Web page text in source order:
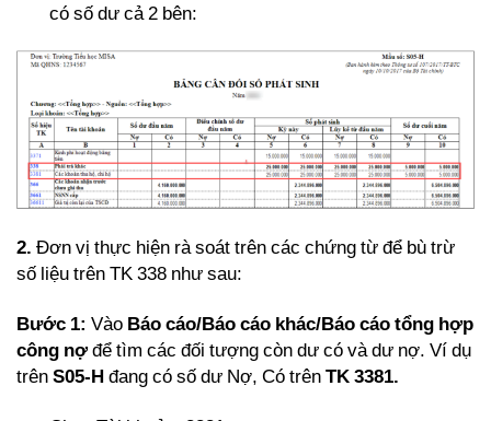
có số dư cả 2 bên:
2. Đơn vị thực hiện rà soát trên các chứng từ để bù trừ
số liệu trên TK 338 như sau:
Bước 1: Vào Báo cáo/Báo cáo khác/Báo cáo tổng hợp
công nợđể tìm các đối tượng còn dư có và dư nợ. Ví dụ
trên S05-H đang có số dư Nợ, Có trên TK 3381.